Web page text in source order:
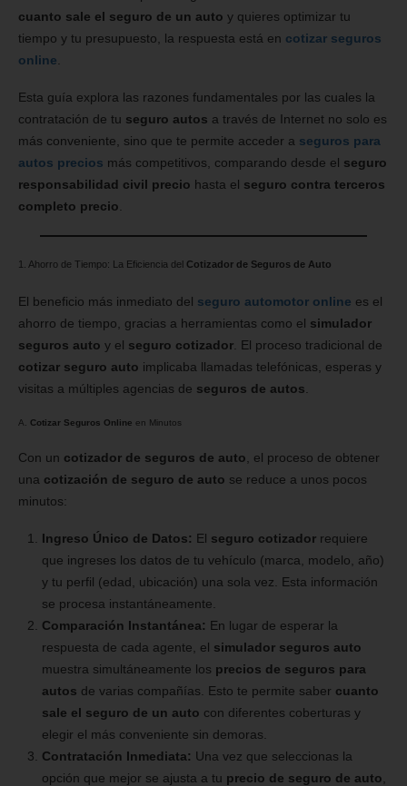
cuanto sale el seguro de un auto y quieres optimizar tu
tiempo y tu presupuesto, la respuesta está en cotizar seguros
online.
Esta guía explora las razones fundamentales por las cuales la
contratación de tu seguro autos a través de Internet no solo es
más conveniente, sino que te permite acceder a seguros para
autos precios más competitivos, comparando desde el seguro
responsabilidad civil precio hasta el seguro contra terceros
completo precio.
1. Ahorro de Tiempo: La Eficiencia del Cotizador de Seguros de Auto
El beneficio más inmediato del seguro automotor online es el
ahorro de tiempo, gracias a herramientas como el simulador
seguros auto y el seguro cotizador . El proceso tradicional de
cotizar seguro auto implicaba llamadas telefónicas, esperas y
visitas a múltiples agencias de seguros de autos
A. Cotizar Seguros Online en Minutos
Con un cotizador de seguros de auto , el proceso de obtener
una cotización de seguro de auto se reduce a unos pocos
minutos:
Ingreso Único de Datos: El seguro cotizadorrequiere
que ingreses los datos de tu vehículo (marca, modelo, año)
y tu perfil (edad, ubicación) una sola vez. Esta información
se procesa instantáneamente.
Comparación Instantánea: En lugar de esperar la
respuesta de cada agente, el simulador seguros auto
muestra simultáneamente los precios de seguros para
autos de varias compañías. Esto te permite saber cuanto
sale el seguro de un auto con diferentes coberturas y
elegir el más conveniente sin demoras.
Contratación Inmediata: Una vez que seleccionas la
opción que mejor se ajusta a tu precio de seguro de auto